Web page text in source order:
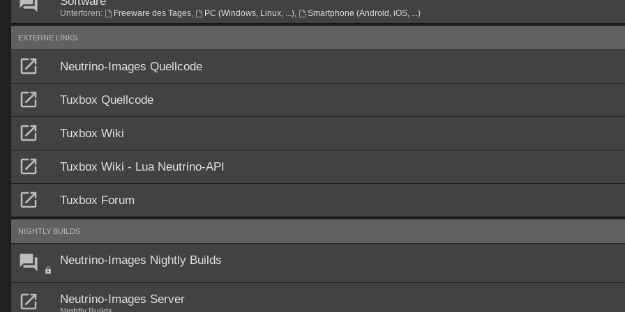
Unterforen: Freeware des Tages, PC (Windows, Linux, ...), Smartphone (Android, iOS, ...)
EXTERNE LINKS
Neutrino-Images Quellcode
Tuxbox Quellcode
Tuxbox Wiki
Tuxbox Wiki - Lua Neutrino-API
Tuxbox Forum
NIGHTLY BUILDS
Neutrino-Images Nightly Builds
Neutrino-Images Server